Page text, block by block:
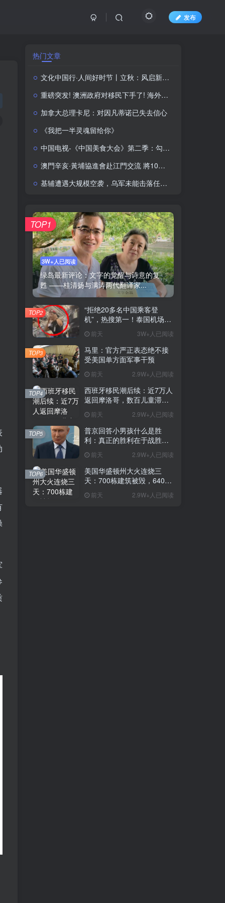
发布
热门文章
文化中国行·人间好时节丨立秋：风启新秋 万事丰盈
重磅突发! 澳洲政府对移民下手了! 海外申请者被抛弃?! 一年配额只有13万?
加拿大总理卡尼：对因凡蒂诺已失去信心
《我把一半灵魂留给你》
中国电视-《中国美食大会》第二季：勾勒中华美食的形与韵
澳門辛亥·黃埔協進會赴江門交流 將10月舉辦口述歷史座談會
基辅遭遇大规模空袭，乌军未能击落任何一枚俄罗斯导弹
3W+人已阅读
绿岛最新评论：文字的觉醒与诗意的复
甦 ——桂清扬与满涛两代翻译家...
TOP1
“拒绝20多名中国乘客登
机”，热搜第一！泰国机场方
前天 3W+人已阅读
TOP2
马里：官方严正表态绝不接
受美国单方面军事干预
前天 2.9W+人已阅读
TOP3
西班牙移民潮后续：近7万人
返回摩洛哥，数百儿童滞留
前天 2.9W+人已阅读
TOP4
普京回答小男孩什么是胜
利：真正的胜利在于战胜自
是在电视上看起来更高
前天 2.9W+人已阅读
TOP5
美国华盛顿州大火连烧三
天：700栋建筑被毁，64000
前天 2.9W+人已阅读
TOP6